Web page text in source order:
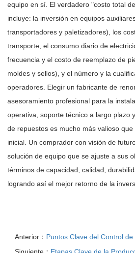
equipo en sí. El verdadero "costo total
incluye: la inversión en equipos
transportadores y paletizadores), los
transporte, el consumo diario de
frecuencia y el costo de reemplazo de
moldes y sellos), y el número y la
operadores. Elegir un fabricante de
asesoramiento profesional para la
operativa, soporte técnico a largo plazo
de repuestos es mucho más valioso
inicial. Un comprador con visión de
solución de equipo que se ajuste a sus
términos de capacidad, calidad,
logrando así el mejor retorno de la
Anterior： Puntos Clave del Control